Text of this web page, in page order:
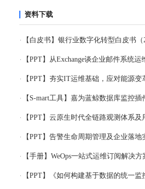
资料下载
【白皮书】银行业数字化转型白皮书（
【PPT】从Exchange谈企业邮件系统运
【PPT】夯实IT运维基础，应对能源变
【S-mart工具】嘉为蓝鲸数据库监控插
【手册】WeOps一站式运维订阅解决